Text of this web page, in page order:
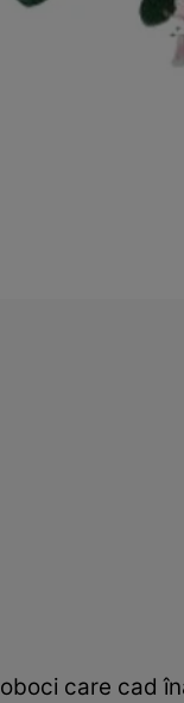
care cad